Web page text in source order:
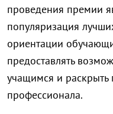
проведения премии
популяризация
ориентации
предоставлять
учащимся и раскрыть
профессионала.